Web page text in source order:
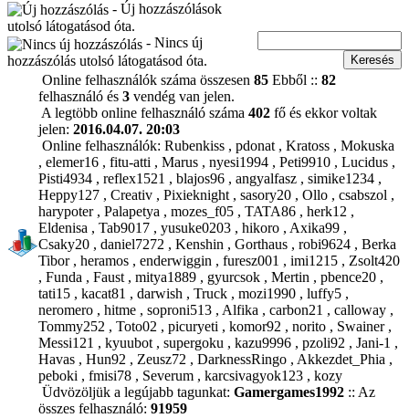
- Új hozzászólások
utolsó látogatásod óta.
- Nincs új
hozzászólás utolsó látogatásod óta.
Online felhasználók száma összesen 85 Ebből :: 82
felhasználó és 3 vendég van jelen.
A legtöbb online felhasználó száma 402 fő és ekkor voltak
jelen: 2016.04.07. 20:03
Online felhasználók: Rubenkiss , pdonat , Kratoss , Mokuska
, elemer16 , fitu-atti , Marus , nyesi1994 , Peti9910 , Lucidus ,
Pisti4934 , reflex1521 , blajos96 , angyalfasz , simike1234 ,
Heppy127 , Creativ , Pixieknight , sasory20 , Ollo , csabszol ,
harypoter, Palapetya , mozes_f05 , TATA86 , herk12 ,
Eldenisa , Tab9017 , yusuke0203 , hikoro , Axika99 ,
Csaky20 , daniel7272 , Kenshin , Gorthaus , robi9624 , Berka
Tibor, heramos , enderwiggin , furesz001 , imi1215 , Zsolt420
, Funda , Faust , mitya1889 , gyurcsok , Mertin , pbence20 ,
tati15 , kacat81 , darwish , Truck , mozi1990 , luffy5 ,
neromero , hitme , soproni513 , Alfika , carbon21 , calloway ,
Tommy252 , Toto02 , picuryeti , komor92 , norito , Swainer,
Messi121 , kyuubot , supergoku , kazu9996 , pzoli92 , Jani-1 ,
Havas , Hun92 , Zeusz72 , DarknessRingo , Akkezdet_Phia ,
peboki , fmisi78 , Severum , karcsivagyok123 , kozy
Üdvözöljük a legújabb tagunkat: Gamergames1992 :: Az
összes felhasználó: 91959